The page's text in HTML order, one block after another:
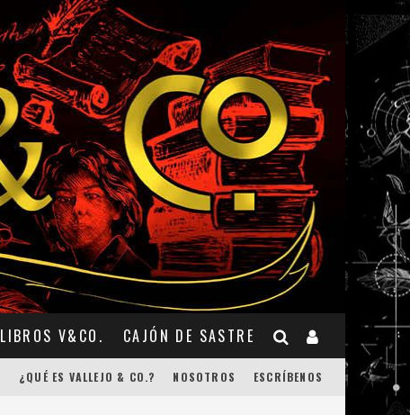
LIBROS V&CO. CAJÓN DE SASTRE
¿QUÉ ES VALLEJO & CO.? NOSOTROS ESCRÍBENOS